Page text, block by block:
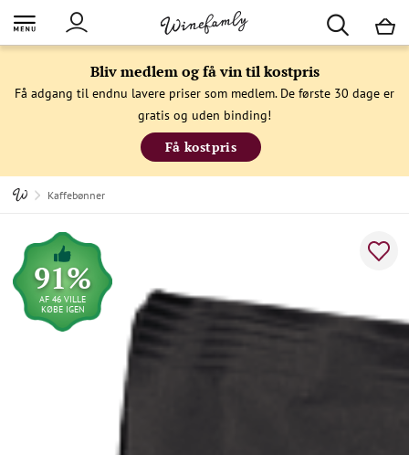
Bliv medlem og få vin til kostpris
Få adgang til endnu lavere priser som medlem. De første 30 dage er
gratis og uden binding!
Få kostpris
Kaffebønner
91%
AF 46 VILLE
KØBE IGEN